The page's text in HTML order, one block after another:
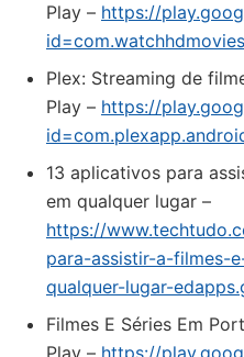
Play – https://
Plex: Streaming de
Play – https://
13 aplicativos para
em qualquer lugar –
https://
para-assistir-a-filmes-
qualquer-lugar-
Filmes E Séries Em
Play – https://